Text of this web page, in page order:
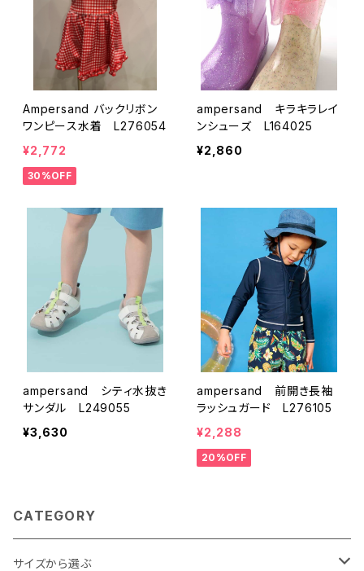
Ampersand バックリボン
ワンピース水着 L276054
¥2,772
30%OFF
ampersand キラキラレイ
ンシューズ L164025
¥2,860
ampersand シティ水抜き
サンダル L249055
¥3,630
ampersand 前開き長袖
ラッシュガード L276105
¥2,288
20%OFF
CATEGORY
サイズから選ぶ